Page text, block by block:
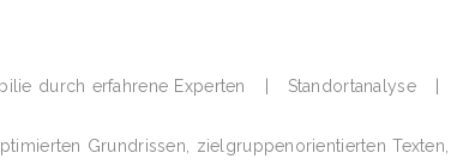
durch erfahrene Experten |
Grundrissen, zielgruppenorientierten